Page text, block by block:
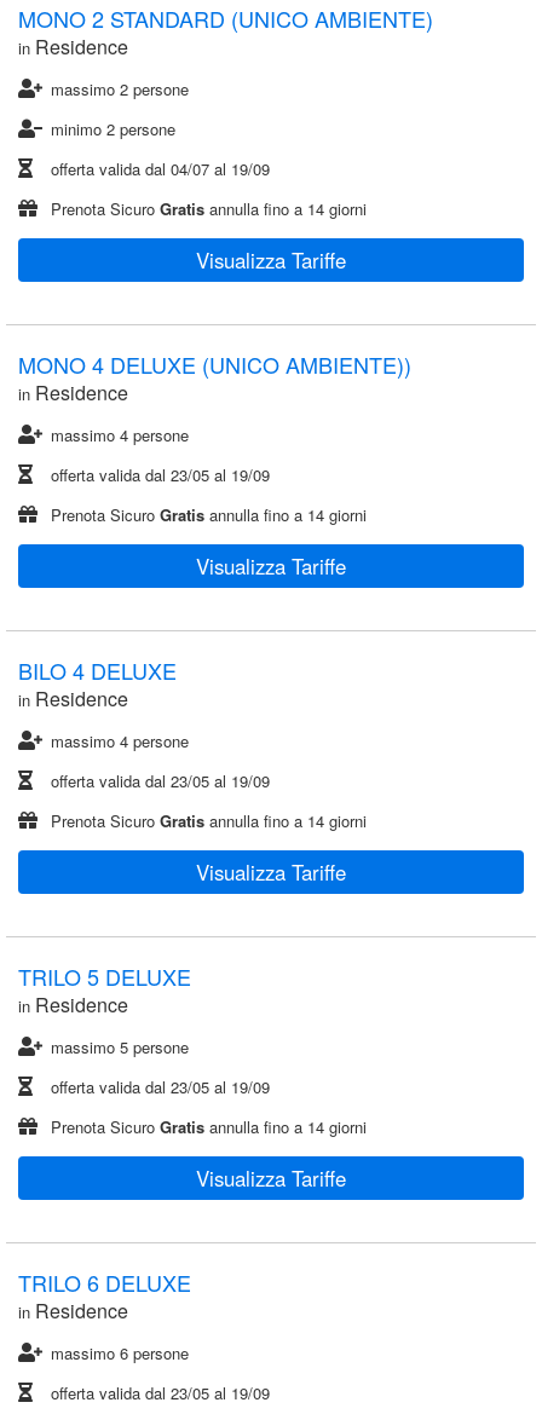
MONO 2 STANDARD (UNICO AMBIENTE)
in Residence
massimo 2 persone
minimo 2 persone
offerta valida dal 04/07 al 19/09
Prenota Sicuro Gratis annulla fino a 14 giorni
Visualizza Tariffe
MONO 4 DELUXE (UNICO AMBIENTE))
in Residence
massimo 4 persone
offerta valida dal 23/05 al 19/09
Prenota Sicuro Gratis annulla fino a 14 giorni
Visualizza Tariffe
BILO 4 DELUXE
in Residence
massimo 4 persone
offerta valida dal 23/05 al 19/09
Prenota Sicuro Gratis annulla fino a 14 giorni
Visualizza Tariffe
TRILO 5 DELUXE
in Residence
massimo 5 persone
offerta valida dal 23/05 al 19/09
Prenota Sicuro Gratis annulla fino a 14 giorni
Visualizza Tariffe
TRILO 6 DELUXE
in Residence
massimo 6 persone
offerta valida dal 23/05 al 19/09